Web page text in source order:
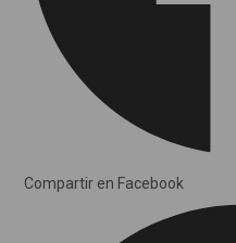
Compartir en Facebook